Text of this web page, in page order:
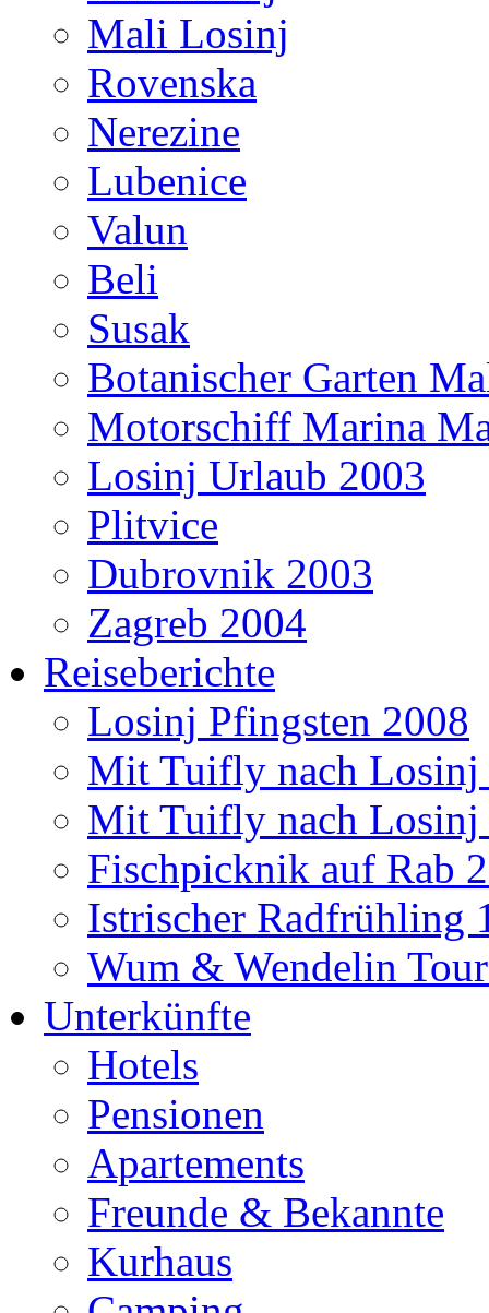
Mali Losinj
Rovenska
Nerezine
Lubenice
Valun
Beli
Susak
Botanischer Garten
Motorschiff Marina
Losinj Urlaub 2003
Plitvice
Dubrovnik 2003
Zagreb 2004
Reiseberichte
Losinj Pfingsten 2008
Mit Tuifly nach Losinj
Mit Tuifly nach Losinj
Fischpicknik auf Rab
Istrischer Radfrühling
Wum & Wendelin
Unterkünfte
Hotels
Pensionen
Apartements
Freunde & Bekannte
Kurhaus